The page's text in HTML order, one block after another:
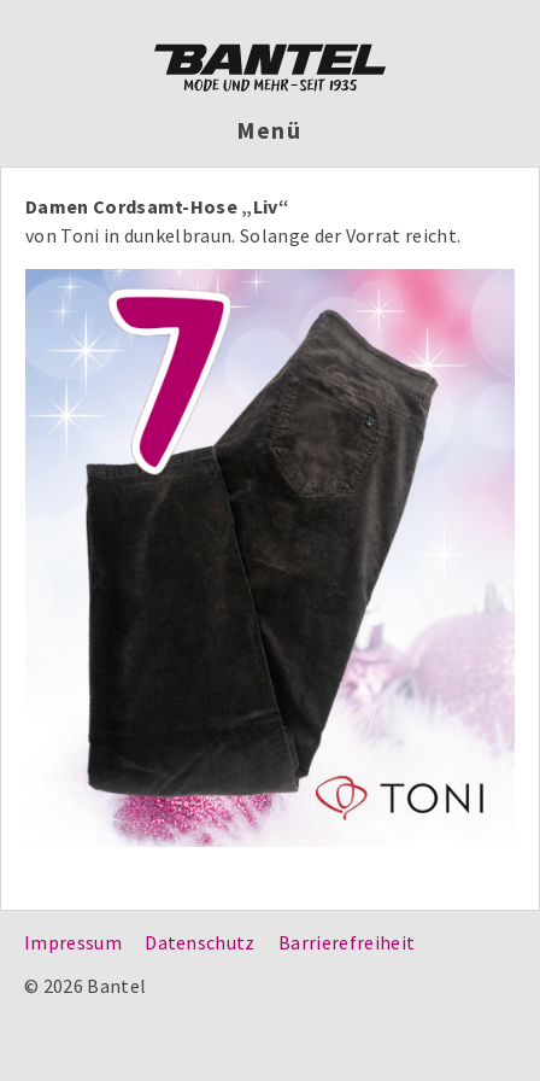
Menü
Damen Cordsamt-Hose „Liv“
von Toni in dunkelbraun. Solange der Vorrat reicht.
Impressum Datenschutz
Barrierefreiheit
© 2026 Bantel